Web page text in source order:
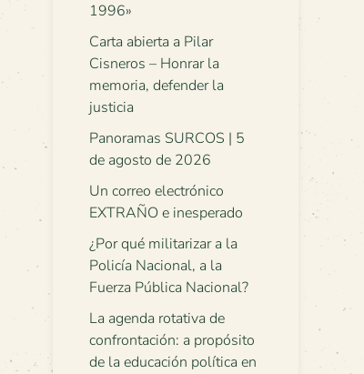
1996»
Carta abierta a Pilar
Cisneros – Honrar la
memoria, defender la
justicia
Panoramas SURCOS | 5
de agosto de 2026
Un correo electrónico
EXTRAÑO e inesperado
¿Por qué militarizar a la
Policía Nacional, a la
Fuerza Pública Nacional?
La agenda rotativa de
confrontación: a propósito
de la educación política en